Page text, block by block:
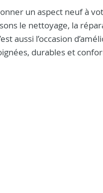
un aspect neuf à
le nettoyage, la
aussi l’occasion
durables et